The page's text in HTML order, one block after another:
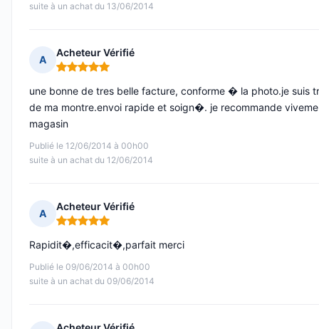
suite à un achat du 13/06/2014
A
Acheteur Vérifié
Note : 5 sur 5
Publié le 12/06/2014 à 00h00
suite à un achat du 12/06/2014
une bonne de tres belle facture, conforme � la photo.je suis
de ma montre.envoi rapide et soign�. je recommande
magasin
A
Acheteur Vérifié
Note : 5 sur 5
Publié le 09/06/2014 à 00h00
suite à un achat du 09/06/2014
Rapidit�,efficacit�,parfait merci